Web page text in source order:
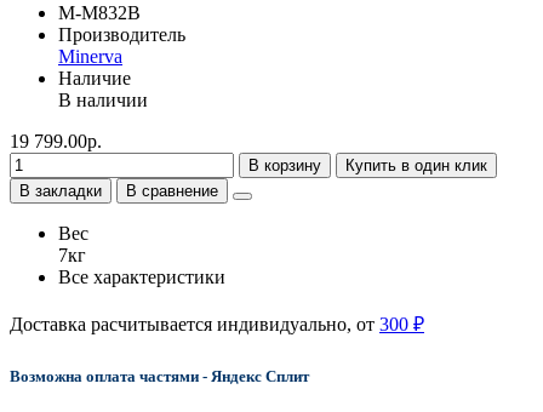
M-M832B
Производитель
Minerva
Наличие
В наличии
19 799.00р.
В корзину
Купить в один клик
В закладки
В сравнение
Вес
7кг
Все характеристики
Доставка расчитывается индивидуально, от 300 ₽
Возможна оплата частями - Яндекс Сплит